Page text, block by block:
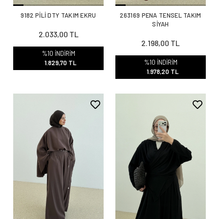
9182 PİLİ DTY TAKIM EKRU
2.033,00 TL
%10 İNDİRİM
1.829,70 TL
263169 PENA TENSEL TAKIM
SİYAH
2.198,00 TL
%10 İNDİRİM
1.978,20 TL